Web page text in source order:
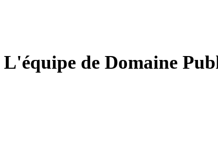
L'équipe de Domaine